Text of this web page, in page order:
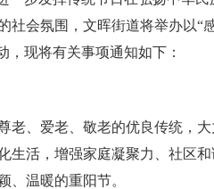
社会氛围，文晖街道将举办以“
现将有关事项通知如下：
老、爱老、敬老的优良传统，
生活，增强家庭凝聚力、社区
、温暖的重阳节。